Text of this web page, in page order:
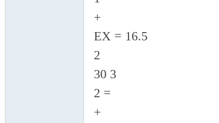
+
EX = 16.5
2
30 3
2 =
+